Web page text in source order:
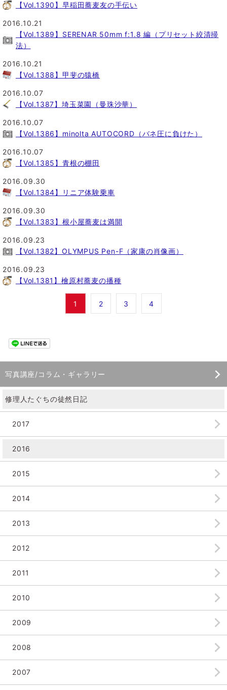
【Vol.1390】早稲田蕎麦友の手伝い
2016.10.21
【Vol.1389】SERENAR 50mm f:1.8 編（プリセット絞清掃
法）
2016.10.21
【Vol.1388】甲斐の猿橋
2016.10.07
【Vol.1387】埼玉菜園（曼珠沙華）
2016.10.07
【Vol.1386】minolta AUTOCORD（バネ圧に負けた）
2016.10.07
【Vol.1385】青根の棚田
2016.09.30
【Vol.1384】リニア体験乗車
2016.09.30
【Vol.1383】根小屋蕎麦は満開
2016.09.23
【Vol.1382】OLYMPUS Pen-F（家康の肖像画）
2016.09.23
【Vol.1381】檜原村蕎麦の播種
1 2 3 4
写真講座/コラム・ギャラリー
修理人たぐちの徒然日記
2017
2016
2015
2014
2013
2012
2011
2010
2009
2008
2007